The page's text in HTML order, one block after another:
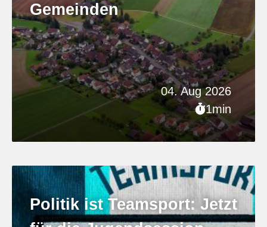
04. Aug 2026
1min
Gemeinden
Politik ist Teamsport: Jetzt